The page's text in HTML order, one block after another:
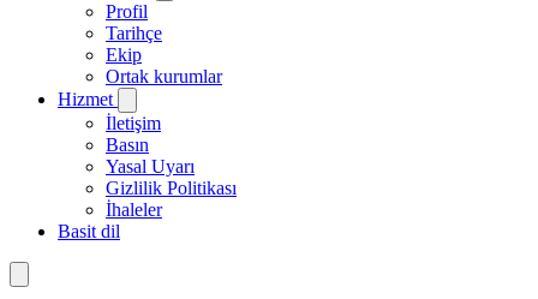
Profil
Tarihçe
Ekip
Ortak kurumlar
Hizmet
İletişim
Basın
Yasal Uyarı
Gizlilik Politikası
İhaleler
Basit dil